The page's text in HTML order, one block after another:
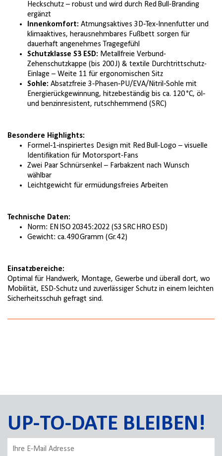
Heckschutz – robust und wird durch Red Bull-Branding
ergänzt
Innenkomfort: Atmungsaktives 3D‑Tex‑Innenfutter und
klimaaktives, herausnehmbares Fußbett sorgen für
dauerhaft angenehmes Tragegefühl
Schutzklasse S3 ESD: Metallfreie Verbund-
Zehenschutzkappe (bis 200 J) & textile Durchtrittschutz-
Einlage – Weite 11 für ergonomischen Sitz
Sohle: Absatzfreie 3‑Phasen‑PU/EVA/Nitril‑Sohle mit
Energie­rückgewinnung, hitzebeständig bis ca. 120 °C, öl‑
und benzinresistent, rutschhemmend (SRC)
Besondere Highlights:
Formel‑1‑inspiriertes Design mit Red Bull-Logo – visuelle
Identifikation für Motorsport-Fans
Zwei Paar Schnürsenkel – Farbakzent nach Wunsch
wählbar
Leichtgewicht für ermüdungsfreies Arbeiten
Technische Daten:
Norm: EN ISO 20345:2022 (S3 SRC HRO ESD)
Gewicht: ca. 490 Gramm (Gr. 42)
Einsatzbereiche:
Optimal für Handwerk, Montage, Gewerbe und überall dort, wo
Mobilität, ESD-Schutz und zuverlässiger Schutz in einem leichten
Sicherheitsschuh gefragt sind.
UP-TO-DATE BLEIBEN!